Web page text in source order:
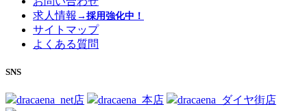
求人情報 →採用強化中！
サイトマップ
よくある質問
SNS
dracaena_net店 dracaena_本店 dracaena_ダイヤ街店